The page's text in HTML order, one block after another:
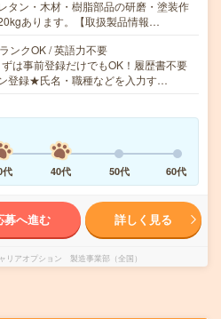
タン・木材・樹脂部品の研磨・塗装作
あります。【取扱製品情報…
ンクOK / 英語力不要
は事前登録だけでもOK！履歴書不要
登録★氏名・職種などを入力す…
代 40代 50代 60代
募へ進む 詳しく見る
リアオプション 製造事業部（全国）